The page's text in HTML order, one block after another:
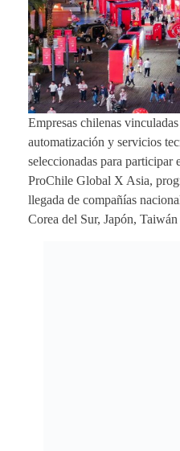
Empresas chilenas
automatización y servicios
seleccionadas para participar
ProChile Global X Asia,
llegada de compañías
Corea del Sur, Japón,